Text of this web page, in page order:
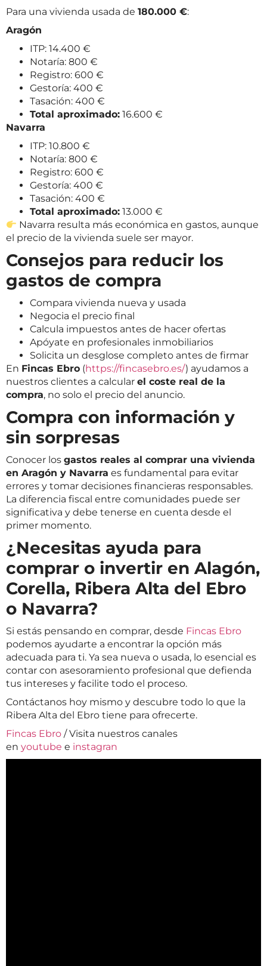
Para una vivienda usada de 180.000 €:
Aragón
ITP: 14.400 €
Notaría: 800 €
Registro: 600 €
Gestoría: 400 €
Tasación: 400 €
Total aproximado: 16.600 €
Navarra
ITP: 10.800 €
Notaría: 800 €
Registro: 600 €
Gestoría: 400 €
Tasación: 400 €
Total aproximado: 13.000 €
Navarra resulta más económica en gastos, aunque
el precio de la vivienda suele ser mayor.
Consejos para reducir los
gastos de compra
Compara vivienda nueva y usada
Negocia el precio final
Calcula impuestos antes de hacer ofertas
Apóyate en profesionales inmobiliarios
Solicita un desglose completo antes de firmar
En Fincas Ebro (https://fincasebro.es/) ayudamos a
nuestros clientes a calcular el coste real de la
compra, no solo el precio del anuncio.
Compra con información y
sin sorpresas
Conocer los gastos reales al comprar una vivienda
en Aragón y Navarra es fundamental para evitar
errores y tomar decisiones financieras responsables.
La diferencia fiscal entre comunidades puede ser
significativa y debe tenerse en cuenta desde el
primer momento.
¿Necesitas ayuda para
comprar o invertir en Alagón,
Corella, Ribera Alta del Ebro
o Navarra?
Si estás pensando en comprar, desde Fincas Ebro
podemos ayudarte a encontrar la opción más
adecuada para ti. Ya sea nueva o usada, lo esencial es
contar con asesoramiento profesional que defienda
tus intereses y facilite todo el proceso.
Contáctanos hoy mismo y descubre todo lo que la
Ribera Alta del Ebro tiene para ofrecerte.
Fincas Ebro / Visita nuestros canales
en youtube e instagran